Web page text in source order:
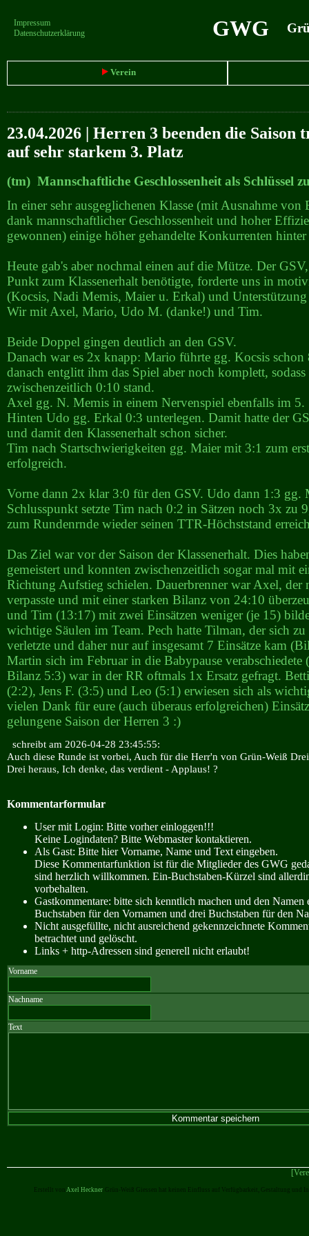
Impressum
Datenschutzerklärung
GWG
Verein
23.04.2026 | Herren 3 beenden die Saison
auf sehr starkem 3. Platz
(tm) Mannschaftliche Geschlossenheit als Schlüssel
In einer sehr ausgeglichenen Klasse (mit Ausnahme von
dank mannschaftlicher Geschlossenheit und hoher
gewonnen) einige höher gehandelte Konkurrenten hinter
Heute gab's aber nochmal einen auf die Mütze. Der
Punkt zum Klassenerhalt benötigte, forderte uns in
(Kocsis, Nadi Memis, Maier u. Erkal) und
Wir mit Axel, Mario, Udo M. (danke!) und Tim.
Beide Doppel gingen deutlich an den GSV.
Danach war es 2x knapp: Mario führte gg. Kocsis schon
danach entglitt ihm das Spiel aber noch komplett, sodass
zwischenzeitlich 0:10 stand.
Axel gg. N. Memis in einem Nervenspiel ebenfalls im 5.
Hinten Udo gg. Erkal 0:3 unterlegen. Damit hatte der
und damit den Klassenerhalt schon sicher.
Tim nach Startschwierigkeiten gg. Maier mit 3:1 zum
erfolgreich.
Vorne dann 2x klar 3:0 für den GSV. Udo dann 1:3 gg.
Schlusspunkt setzte Tim nach 0:2 in Sätzen noch 3x zu
zum Rundenrnde wieder seinen TTR-Höchststand
Das Ziel war vor der Saison der Klassenerhalt. Dies
gemeistert und konnten zwischenzeitlich sogar mal mit
Richtung Aufstieg schielen. Dauerbrenner war Axel, der
verpasste und mit einer starken Bilanz von 24:10
und Tim (13:17) mit zwei Einsätzen weniger (je 15)
wichtige Säulen im Team. Pech hatte Tilman, der sich
verletzte und daher nur auf insgesamt 7 Einsätze kam
Martin sich im Februar in die Babypause verabschiedete
Bilanz 5:3) war in der RR oftmals 1x Ersatz gefragt.
(2:2), Jens F. (3:5) und Leo (5:1) erwiesen sich als
vielen Dank für eure (auch überaus erfolgreichen)
gelungene Saison der Herren 3 :)
schreibt am 2026-04-28 23:45:55:
Auch diese Runde ist vorbei, Auch für die Herr'n von Grün-Weiß
Drei heraus, Ich denke, das verdient - Applaus! ?
Kommentarformular
User mit Login: Bitte vorher einloggen!!!
Keine Logindaten? Bitte Webmaster kontaktieren.
Als Gast: Bitte hier Vorname, Name und Text eingeben.
Diese Kommentarfunktion ist für die Mitglieder des GWG
sind herzlich willkommen. Ein-Buchstaben-Kürzel sind
vorbehalten.
Gastkommentare: bitte sich kenntlich machen und den Namen
Buchstaben für den Vornamen und drei Buchstaben für den
Nicht ausgefüllte, nicht ausreichend gekennzeichnete
betrachtet und gelöscht.
Links + http-Adressen sind generell nicht erlaubt!
Vorname
Nachname
Text
Erstellt von Axel Heckner. Grün-Weiß Giessen hat keinen Einfluss auf Verfügbarkeit, Gestaltung und